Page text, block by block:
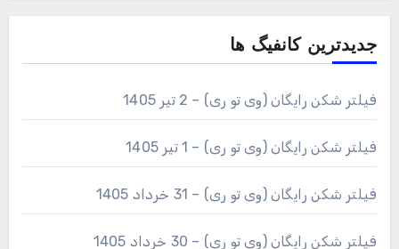
جدیدترین کانفیگ ها
فیلتر شکن رایگان (وی تو ری) – 2 تیر 1405
فیلتر شکن رایگان (وی تو ری) – 1 تیر 1405
فیلتر شکن رایگان (وی تو ری) – 31 خرداد 1405
فیلتر شکن رایگان (وی تو ری) – 30 خرداد 1405